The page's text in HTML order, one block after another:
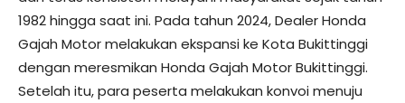
1982 hingga saat ini. Pada tahun 2024, Dealer Honda
Gajah Motor melakukan ekspansi ke Kota Bukittinggi
dengan meresmikan Honda Gajah Motor Bukittinggi.
Setelah itu, para peserta melakukan konvoi menuju